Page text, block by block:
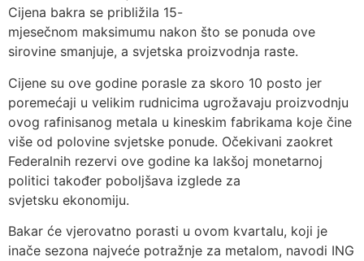
Cijena bakra se približila 15-
mjesečnom maksimumu nakon što se ponuda ove
sirovine smanjuje, a svjetska proizvodnja raste.
Cijene su ove godine porasle za skoro 10 posto jer
poremećaji u velikim rudnicima ugrožavaju proizvodnju
ovog rafinisanog metala u kineskim fabrikama koje čine
više od polovine svjetske ponude. Očekivani zaokret
Federalnih rezervi ove godine ka lakšoj monetarnoj
politici također poboljšava izglede za
svjetsku ekonomiju.
Bakar će vjerovatno porasti u ovom kvartalu, koji je
inače sezona najveće potražnje za metalom, navodi ING